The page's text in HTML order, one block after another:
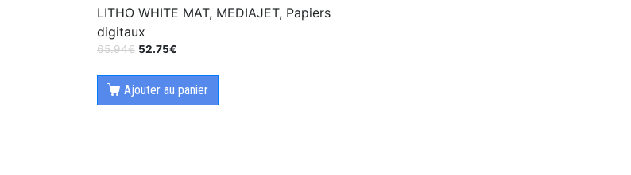
LITHO WHITE MAT, MEDIAJET, Papiers
digitaux
65.94€ 52.75€
Ajouter au panier